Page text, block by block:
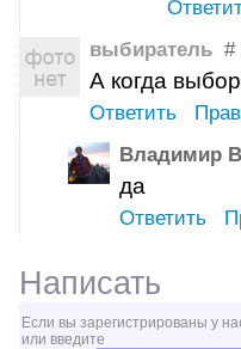
выбиратель #
А когда
Ответить
Владимир
да
Ответить
Написать
Если вы зарегистрированы у
или введите